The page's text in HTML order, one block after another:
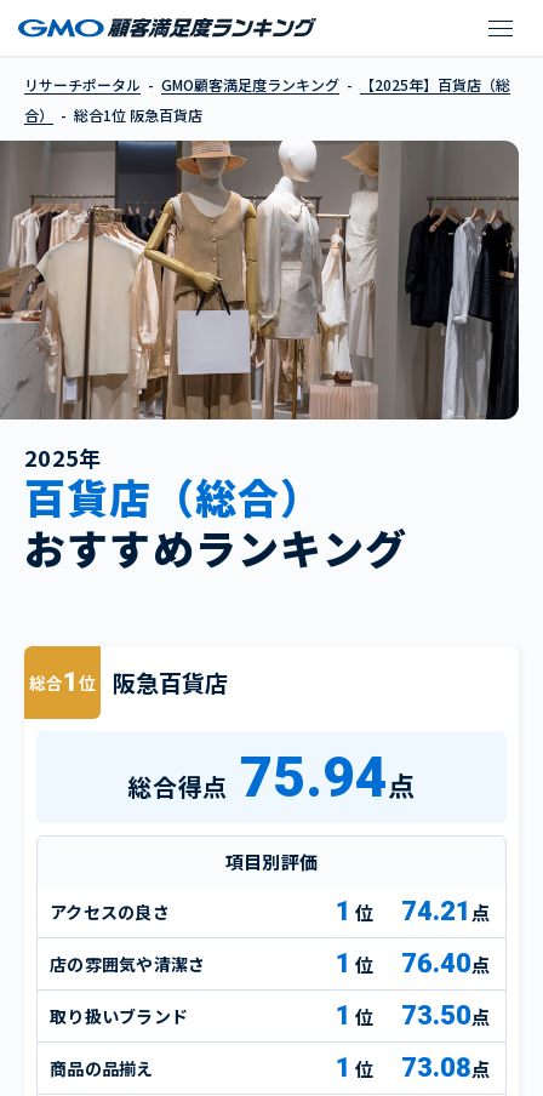
リサーチポータル GMO顧客満足度ランキング
【2025年】百貨店（総
合）
総合1位 阪急百貨店
2025年
百貨店（総合）
おすすめランキング
総合1 位 阪急百貨店
総合得点 75.94点
項目別評価
アクセスの良さ 1 74.21 点
店の雰囲気や清潔さ 1 76.40点
取り扱いブランド 1 73.50点
商品の品揃え 1 73.08点